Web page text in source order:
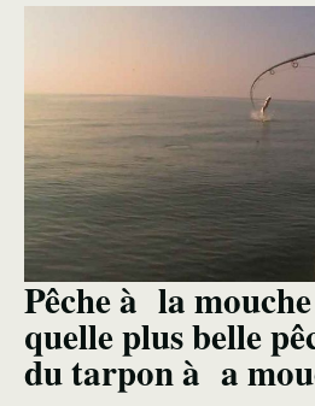
Pêche à la
quelle plus belle
du tarpon à a